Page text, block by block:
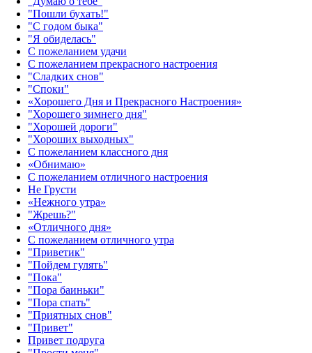
"Пошли бухать!"
"С годом быка"
"Я обиделась"
С пожеланием удачи
С пожеланием прекрасного настроения
"Сладких снов"
"Споки"
«Хорошего Дня и Прекрасного Настроения»
"Хорошего зимнего дня"
"Хорошей дороги"
"Хороших выходных"
С пожеланием классного дня
«Обнимаю»
С пожеланием отличного настроения
Не Грусти
«Нежного утра»‎
"Жрешь?"
«Отличного дня»‎
С пожеланием отличного утра
"Приветик"
"Пойдем гулять"
"Пока"
"Пора баиньки"
"Пора спать"
"Приятных снов"
"Привет"
Привет подруга